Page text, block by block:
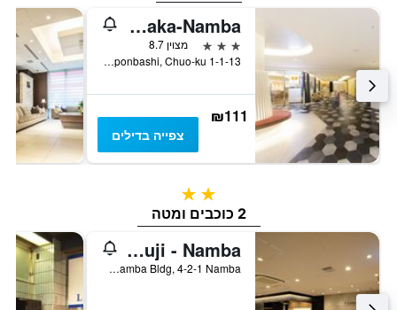
Sotetsu Grand Fresa Osaka-Namba
3 כוכבים
מצוין 8.7
1-1-13 Nipponbashi, Chuo-ku, אוסקה, יפן
₪111
צפייה בדילים
2 כוכבים
2 כוכבים ומטה
First Cabin Midousuji - Namba
4F Midousuji-Namba Bldg, 4-2-1 Namba, אוסקה, יפן